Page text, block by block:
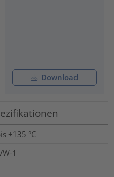
Download
+135 °C
1